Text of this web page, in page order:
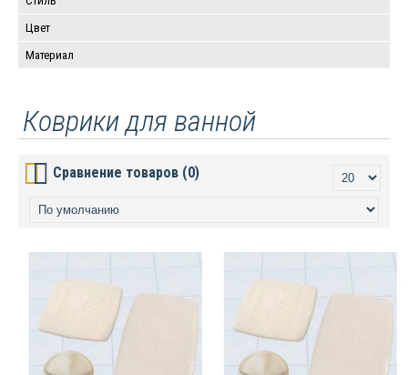
Цвет
Материал
Коврики для ванной
Сравнение товаров (0)